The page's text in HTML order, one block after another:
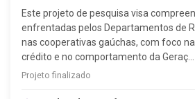
Este projeto de pesquisa visa
enfrentadas pelos Departamentos de
nas cooperativas gaúchas, com foco
crédito e no comportamento da Geraç…
Projeto finalizado